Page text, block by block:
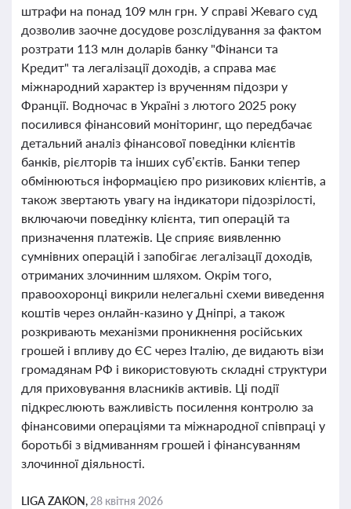
штрафи на понад 109 млн грн. У справі Жеваго суд
дозволив заочне досудове розслідування за фактом
розтрати 113 млн доларів банку "Фінанси та
Кредит" та легалізації доходів, а справа має
міжнародний характер із врученням підозри у
Франції. Водночас в Україні з лютого 2025 року
посилився фінансовий моніторинг, що передбачає
детальний аналіз фінансової поведінки клієнтів
банків, рієлторів та інших суб’єктів. Банки тепер
обмінюються інформацією про ризикових клієнтів, а
також звертають увагу на індикатори підозрілості,
включаючи поведінку клієнта, тип операцій та
призначення платежів. Це сприяє виявленню
сумнівних операцій і запобігає легалізації доходів,
отриманих злочинним шляхом. Окрім того,
правоохоронці викрили нелегальні схеми виведення
коштів через онлайн-казино у Дніпрі, а також
розкривають механізми проникнення російських
грошей і впливу до ЄС через Італію, де видають візи
громадянам РФ і використовують складні структури
для приховування власників активів. Ці події
підкреслюють важливість посилення контролю за
фінансовими операціями та міжнародної співпраці у
боротьбі з відмиванням грошей і фінансуванням
злочинної діяльності.
LIGA ZAKON, 28 квітня 2026